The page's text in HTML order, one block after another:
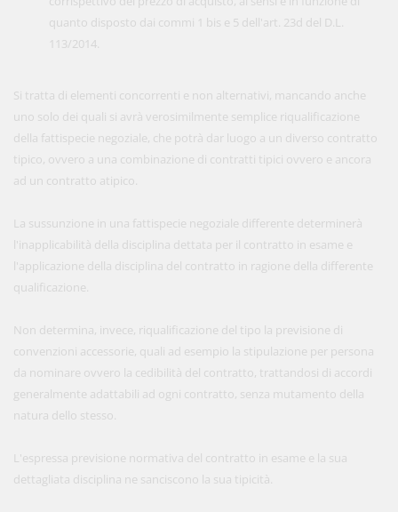
quanto disposto dai commi 1 bis e 5 dell'art. 23d del D.L.
113/2014.
Si tratta di elementi concorrenti e non alternativi, mancando anche
uno solo dei quali si avrà verosimilmente semplice riqualificazione
della fattispecie negoziale, che potrà dar luogo a un diverso contratto
tipico, ovvero a una combinazione di contratti tipici ovvero e ancora
ad un contratto atipico.
La sussunzione in una fattispecie negoziale differente determinerà
l'inapplicabilità della disciplina dettata per il contratto in esame e
l'applicazione della disciplina del contratto in ragione della differente
qualificazione.
Non determina, invece, riqualificazione del tipo la previsione di
convenzioni accessorie, quali ad esempio la stipulazione per persona
da nominare ovvero la cedibilità del contratto, trattandosi di accordi
generalmente adattabili ad ogni contratto, senza mutamento della
natura dello stesso.
L'espressa previsione normativa del contratto in esame e la sua
dettagliata disciplina ne sanciscono la sua tipicità.